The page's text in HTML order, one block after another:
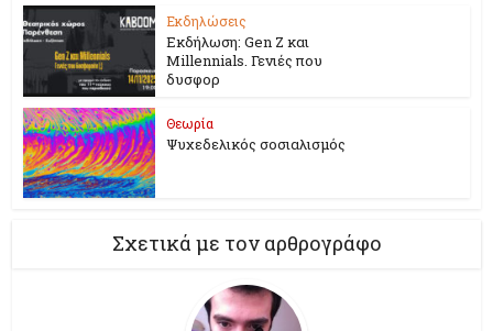
Εκδηλώσεις
Εκδήλωση: Gen Z και
Millennials. Γενιές που
δυσφορ
Θεωρία
Ψυχεδελικός σοσιαλισμός
Σχετικά με τον αρθρογράφο